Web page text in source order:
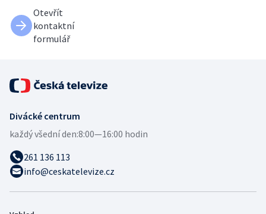
Otevřít
kontaktní
formulář
Divácké centrum
každý všední den:8:00—16:00 hodin
261 136 113
info@ceskatelevize.cz